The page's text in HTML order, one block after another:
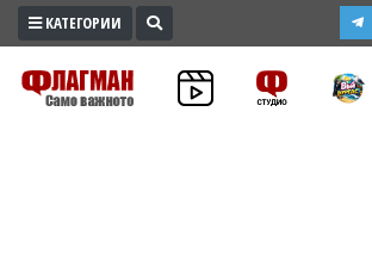
ПРОМО
ЗОНА
КАТЕГОРИИ